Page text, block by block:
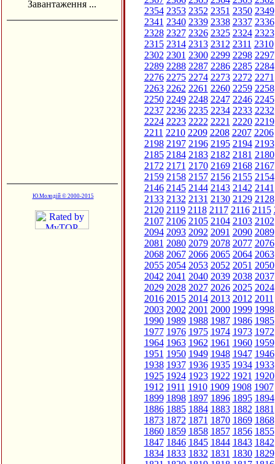
Завантаження ...
Ю.Молодій © 2000-2015
2354 2353 2352 2351 2350 2349
2341 2340 2339 2338 2337 2336
2328 2327 2326 2325 2324 2323
2315 2314 2313 2312 2311 2310
2302 2301 2300 2299 2298 2297
2289 2288 2287 2286 2285 2284
2276 2275 2274 2273 2272 2271
2263 2262 2261 2260 2259 2258
2250 2249 2248 2247 2246 2245
2237 2236 2235 2234 2233 2232
2224 2223 2222 2221 2220 2219
2211 2210 2209 2208 2207 2206
2198 2197 2196 2195 2194 2193
2185 2184 2183 2182 2181 2180
2172 2171 2170 2169 2168 2167
2159 2158 2157 2156 2155 2154
2146 2145 2144 2143 2142 2141
2133 2132 2131 2130 2129 2128
2120 2119 2118 2117 2116 2115
2107 2106 2105 2104 2103 2102
2094 2093 2092 2091 2090 2089
2081 2080 2079 2078 2077 2076
2068 2067 2066 2065 2064 2063
2055 2054 2053 2052 2051 2050
2042 2041 2040 2039 2038 2037
2029 2028 2027 2026 2025 2024
2016 2015 2014 2013 2012 2011
2003 2002 2001 2000 1999 1998
1990 1989 1988 1987 1986 1985
1977 1976 1975 1974 1973 1972
1964 1963 1962 1961 1960 1959
1951 1950 1949 1948 1947 1946
1938 1937 1936 1935 1934 1933
1925 1924 1923 1922 1921 1920
1912 1911 1910 1909 1908 1907
1899 1898 1897 1896 1895 1894
1886 1885 1884 1883 1882 1881
1873 1872 1871 1870 1869 1868
1860 1859 1858 1857 1856 1855
1847 1846 1845 1844 1843 1842
1834 1833 1832 1831 1830 1829